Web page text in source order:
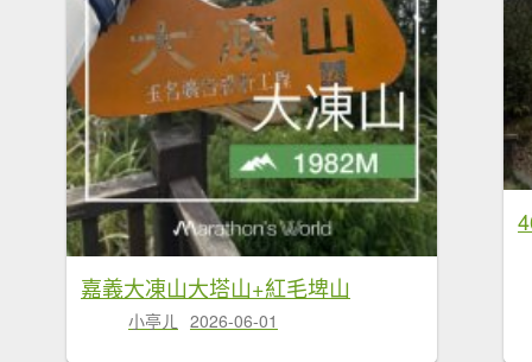
嘉義大凍山大塔山+紅毛埤山
小亭ㄦ 2026-06-01